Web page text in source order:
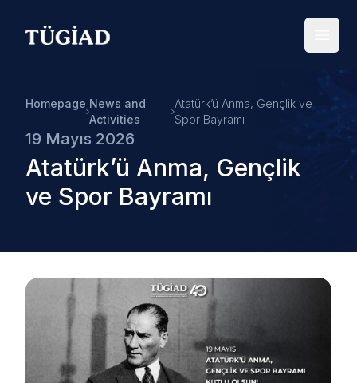
Your Company
Homepage News and
Activities
Atatürk’ü Anma, Gençlik ve
Spor Bayramı
19 Mayıs 2026
Atatürk’ü Anma, Gençlik
ve Spor Bayramı